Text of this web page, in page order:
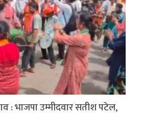
: भाजपा उम्मीदवार सतीश पटेल,